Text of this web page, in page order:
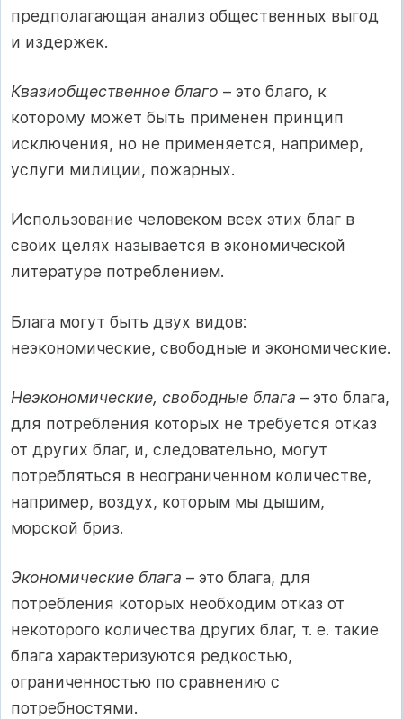
предполагающая анализ общественных выгод
и издержек.
Квазиобщественное благо – это благо, к
которому может быть применен принцип
исключения, но не применяется, например,
услуги милиции, пожарных.
Использование человеком всех этих благ в
своих целях называется в экономической
литературе потреблением.
Блага могут быть двух видов:
неэкономические, свободные и экономические.
Неэкономические, свободные блага – это блага,
для потребления которых не требуется отказ
от других благ, и, следовательно, могут
потребляться в неограниченном количестве,
например, воздух, которым мы дышим,
морской бриз.
Экономические блага – это блага, для
потребления которых необходим отказ от
некоторого количества других благ, т. е. такие
блага характеризуются редкостью,
ограниченностью по сравнению с
потребностями.